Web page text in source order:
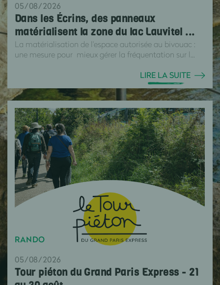
05/08/2026
Dans les Écrins, des panneaux
matérialisent la zone du lac Lauvitel ...
La matérialisation de l'espace autorisée au bivouac :
une mesure pour mieux gérer la fréquentation sur l...
LIRE LA SUITE
RANDO
05/08/2026
Tour piéton du Grand Paris Express - 21